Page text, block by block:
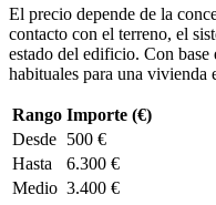
El precio depende de la
contacto con el terreno, el
estado del edificio. Con base
habituales para una vivienda
Rango Importe (€)
Desde 500 €
Hasta
6.300 €
Medio 3.400 €